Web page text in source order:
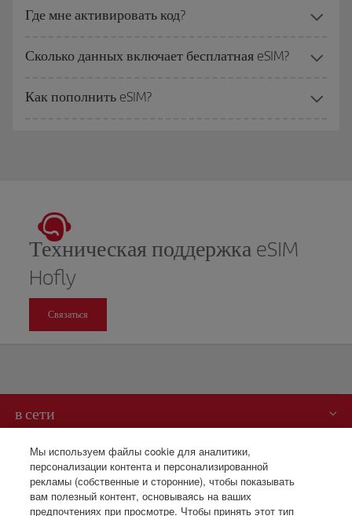
Где мне активировать код?
Сколько данных включает бесплатная eSIM?
Как пополнить eSIM?
Техническая поддержка eSIM
Hofly
Связаться
в сети
Вам может быть интересно
Iberia – это также
Мы используем файлы cookie для аналитики,
персонализации контента и персонализированной
рекламы (собственные и сторонние), чтобы показывать
вам полезный контент, основываясь на ваших
предпочтениях при просмотре. Чтобы принять этот тип